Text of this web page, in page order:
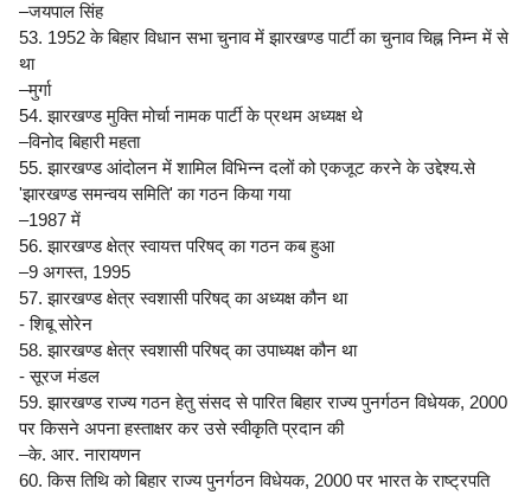
–जयपाल सिंह
53. 1952 के बिहार विधान सभा चुनाव में झारखण्ड पार्टी का चुनाव चिह्न निम्न में से
था
–मुर्गा
54. झारखण्ड मुक्ति मोर्चा नामक पार्टी के प्रथम अध्यक्ष थे
–विनोद बिहारी महता
55. झारखण्ड आंदोलन में शामिल विभिन्न दलों को एकजूट करने के उद्देश्य.से
'झारखण्ड समन्वय समिति' का गठन किया गया
–1987 में
56. झारखण्ड क्षेत्र स्वायत्त परिषद् का गठन कब हुआ
–9 अगस्त, 1995
57. झारखण्ड क्षेत्र स्वशासी परिषद् का अध्यक्ष कौन था
- शिबू सोरेन
58. झारखण्ड क्षेत्र स्वशासी परिषद् का उपाध्यक्ष कौन था
- सूरज मंडल
59. झारखण्ड राज्य गठन हेतु संसद से पारित बिहार राज्य पुनर्गठन विधेयक, 2000
पर किसने अपना हस्ताक्षर कर उसे स्वीकृति प्रदान की
–के. आर. नारायणन
60. किस तिथि को बिहार राज्य पुनर्गठन विधेयक, 2000 पर भारत के राष्ट्रपति